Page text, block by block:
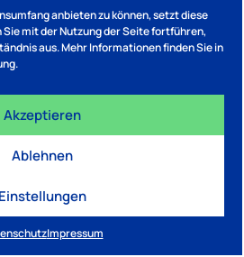
anbieten zu können, setzt diese
mit der Nutzung der Seite fortführen,
aus. Mehr Informationen finden Sie in
Akzeptieren
Ablehnen
Einstellungen
Impressum